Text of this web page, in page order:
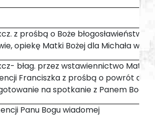
z prośbą o Boże błogosławieństwo,
opiekę Matki Bożej dla Michała w 80
błag. przez wstawiennictwo Matki
Franciszka z prośbą o powrót do
na spotkanie z Panem
Panu Bogu wiadomej